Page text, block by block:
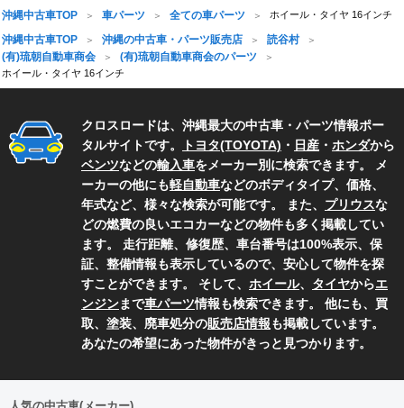
沖縄中古車TOP 車パーツ 全ての車パーツ ホイール・タイヤ 16インチ
沖縄中古車TOP 沖縄の中古車・パーツ販売店
読谷村
(有)琉朝自動車商会
(有)琉朝自動車商会のパーツ
ホイール・タイヤ 16インチ
クロスロードは、沖縄最大の中古車・パーツ情報ポー
タルサイトです。
トヨタ(TOYOTA) ・ 日産 ・ ホンダから
ベンツなどの輸入車をメーカー別に検索できます。 メ
ーカーの他にも軽自動車などのボディタイプ、価格、
年式など、様々な検索が可能です。 また、 プリウスな
どの燃費の良いエコカーなどの物件も多く掲載してい
ます。 走行距離、修復歴、車台番号は100%表示、保
証、整備情報も表示しているので、安心して物件を探
すことができます。 そして、 ホイール、 タイヤからエ
ンジンまで車パーツ情報も検索できます。 他にも、買
取、塗装、廃車処分の販売店情報も掲載しています。
あなたの希望にあった物件がきっと見つかります。